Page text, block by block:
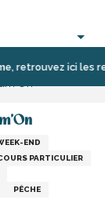
ici les
END
PARTICULIER
PÊCHE